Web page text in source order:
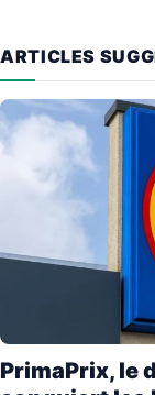
ARTICLES
PrimaPrix, le